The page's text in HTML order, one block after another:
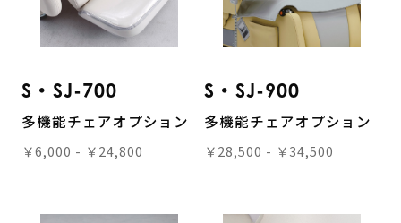
S・SJ-700
多機能チェアオプション
￥6,000 - ￥24,800
S・SJ-900
多機能チェアオプション
￥28,500 - ￥34,500